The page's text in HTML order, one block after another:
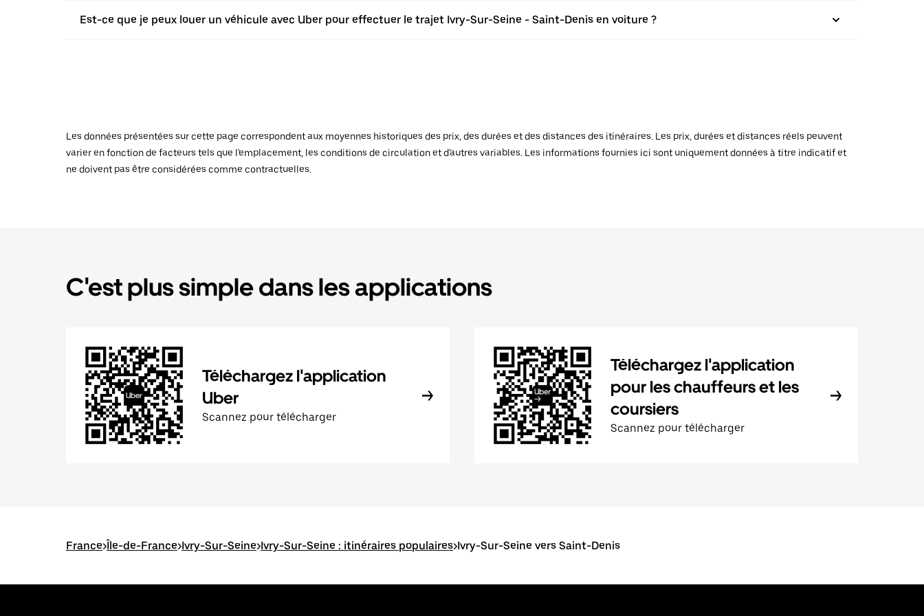
Est-ce que je peux louer un véhicule avec Uber pour effectuer le trajet Ivry-Sur-Seine - Saint-Denis en voiture ?
Les données présentées sur cette page correspondent aux moyennes historiques des prix, des durées et des distances des itinéraires. Les prix, durées et distances réels peuvent
varier en fonction de facteurs tels que l'emplacement, les conditions de circulation et d'autres variables. Les informations fournies ici sont uniquement données à titre indicatif et
ne doivent pas être considérées comme contractuelles.
C'est plus simple dans les applications
Téléchargez l'application
Uber
Scannez pour télécharger
Téléchargez l'application
pour les chauffeurs et les
coursiers
Scannez pour télécharger
France>Île-de-France>Ivry-Sur-Seine>Ivry-Sur-Seine : itinéraires populaires>Ivry-Sur-Seine vers Saint-Denis